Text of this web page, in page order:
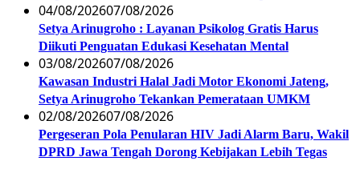
04/08/202607/08/2026
Setya Arinugroho : Layanan Psikolog Gratis Harus
Diikuti Penguatan Edukasi Kesehatan Mental
03/08/202607/08/2026
Kawasan Industri Halal Jadi Motor Ekonomi Jateng,
Setya Arinugroho Tekankan Pemerataan UMKM
02/08/202607/08/2026
Pergeseran Pola Penularan HIV Jadi Alarm Baru, Wakil
DPRD Jawa Tengah Dorong Kebijakan Lebih Tegas